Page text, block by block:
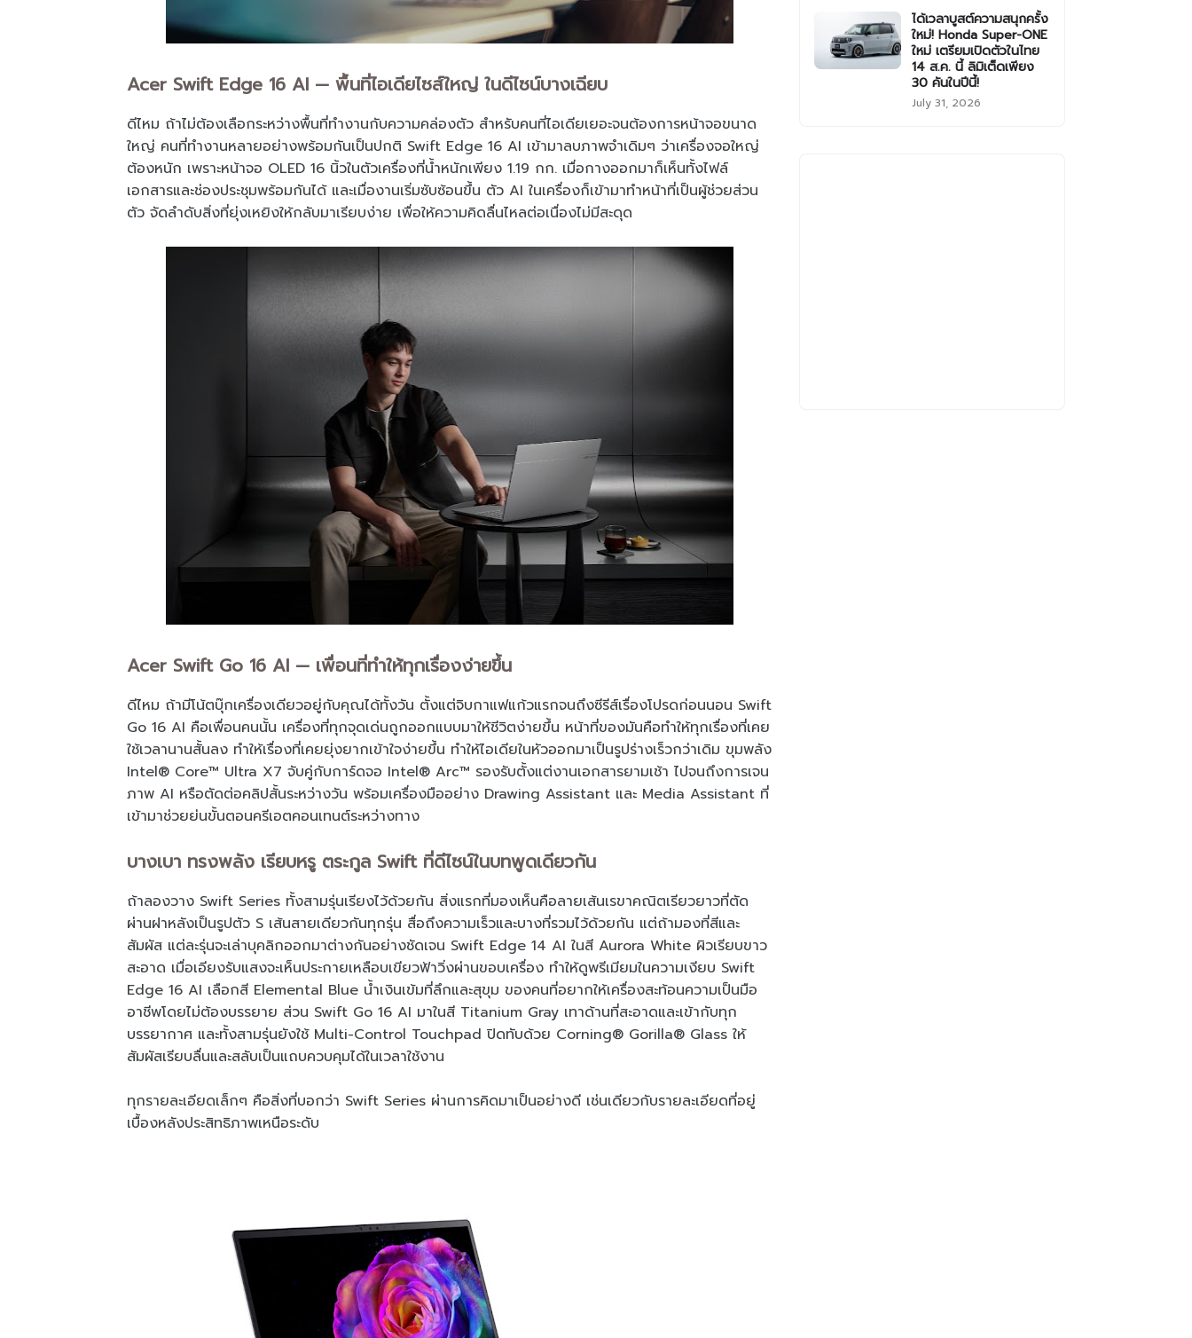
Acer Swift Edge 16 AI — พื้นที่ไอเดียไซส์ใหญ่ ในดีไซน์บางเฉียบ
ดีไหม ถ้าไม่ต้องเลือกระหว่างพื้นที่ทำงานกับความคล่องตัว สำหรับคนที่ไอเดียเยอะจนต้องการหน้าจอขนาด
ใหญ่ คนที่ทำงานหลายอย่างพร้อมกันเป็นปกติ Swift Edge 16 AI เข้ามาลบภาพจำเดิมๆ ว่าเครื่องจอใหญ่
ต้องหนัก เพราะหน้าจอ OLED 16 นิ้วในตัวเครื่องที่น้ำหนักเพียง 1.19 กก. เมื่อกางออกมาก็เห็นทั้งไฟล์
เอกสารและช่องประชุมพร้อมกันได้ และเมื่องานเริ่มซับซ้อนขึ้น ตัว AI ในเครื่องก็เข้ามาทำหน้าที่เป็นผู้ช่วยส่วน
ตัว จัดลำดับสิ่งที่ยุ่งเหยิงให้กลับมาเรียบง่าย เพื่อให้ความคิดลื่นไหลต่อเนื่องไม่มีสะดุด
Acer Swift Go 16 AI — เพื่อนที่ทำให้ทุกเรื่องง่ายขึ้น
ดีไหม ถ้ามีโน้ตบุ๊กเครื่องเดียวอยู่กับคุณได้ทั้งวัน ตั้งแต่จิบกาแฟแก้วแรกจนถึงซีรีส์เรื่องโปรดก่อนนอน Swift
Go 16 AI คือเพื่อนคนนั้น เครื่องที่ทุกจุดเด่นถูกออกแบบมาให้ชีวิตง่ายขึ้น หน้าที่ของมันคือทำให้ทุกเรื่องที่เคย
ใช้เวลานานสั้นลง ทำให้เรื่องที่เคยยุ่งยากเข้าใจง่ายขึ้น ทำให้ไอเดียในหัวออกมาเป็นรูปร่างเร็วกว่าเดิม ขุมพลัง
Intel® Core™ Ultra X7 จับคู่กับการ์ดจอ Intel® Arc™ รองรับตั้งแต่งานเอกสารยามเช้า ไปจนถึงการเจน
ภาพ AI หรือตัดต่อคลิปสั้นระหว่างวัน พร้อมเครื่องมืออย่าง Drawing Assistant และ Media Assistant ที่
เข้ามาช่วยย่นขั้นตอนครีเอตคอนเทนต์ระหว่างทาง
บางเบา ทรงพลัง เรียบหรู ตระกูล Swift ที่ดีไซน์ในบทพูดเดียวกัน
ถ้าลองวาง Swift Series ทั้งสามรุ่นเรียงไว้ด้วยกัน สิ่งแรกที่มองเห็นคือลายเส้นเรขาคณิตเรียวยาวที่ตัด
ผ่านฝาหลังเป็นรูปตัว S เส้นสายเดียวกันทุกรุ่น สื่อถึงความเร็วและบางที่รวมไว้ด้วยกัน แต่ถ้ามองที่สีและ
สัมผัส แต่ละรุ่นจะเล่าบุคลิกออกมาต่างกันอย่างชัดเจน Swift Edge 14 AI ในสี Aurora White ผิวเรียบขาว
สะอาด เมื่อเอียงรับแสงจะเห็นประกายเหลือบเขียวฟ้าวิ่งผ่านขอบเครื่อง ทำให้ดูพรีเมียมในความเงียบ Swift
Edge 16 AI เลือกสี Elemental Blue น้ำเงินเข้มที่ลึกและสุขุม ของคนที่อยากให้เครื่องสะท้อนความเป็นมือ
อาชีพโดยไม่ต้องบรรยาย ส่วน Swift Go 16 AI มาในสี Titanium Gray เทาด้านที่สะอาดและเข้ากับทุก
บรรยากาศ และทั้งสามรุ่นยังใช้ Multi-Control Touchpad ปิดทับด้วย Corning® Gorilla® Glass ให้
สัมผัสเรียบลื่นและสลับเป็นแถบควบคุมได้ในเวลาใช้งาน
ทุกรายละเอียดเล็กๆ คือสิ่งที่บอกว่า Swift Series ผ่านการคิดมาเป็นอย่างดี เช่นเดียวกับรายละเอียดที่อยู่
เบื้องหลังประสิทธิภาพเหนือระดับ
ได้เวลาบูสต์ความสนุกครั้ง
ใหม่! Honda Super-ONE
ใหม่ เตรียมเปิดตัวในไทย
14 ส.ค. นี้ ลิมิเต็ดเพียง
30 คันในปีนี้!
July 31, 2026